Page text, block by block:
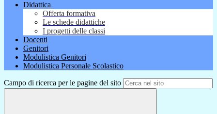
Didattica
Offerta formativa
Le schede didattiche
I progetti delle classi
Docenti
Genitori
Modulistica Genitori
Modulistica Personale Scolastico
Campo di ricerca per le pagine del sito